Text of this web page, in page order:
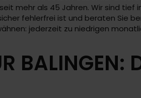
mehr als 45 Jahren. Wir sind tief
fehlerfrei ist und beraten Sie
jederzeit zu niedrigen
BALINGEN: